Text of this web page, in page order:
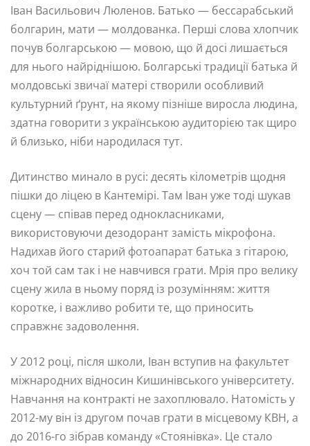
Іван Васильович Люленов. Батько — бессарабський
болгарин, мати — молдованка. Перші слова хлопчик
почув болгарською — мовою, що й досі лишається
для нього найріднішою. Болгарські традиції батька й
молдовські звичаї матері створили особливий
культурний ґрунт, на якому пізніше виросла людина,
здатна говорити з українською аудиторією так щиро
й близько, ніби народилася тут.
Дитинство минало в русі: десять кілометрів щодня
пішки до ліцею в Кантемірі. Там Іван уже тоді шукав
сцену — співав перед однокласниками,
використовуючи дезодорант замість мікрофона.
Надихав його старий фотоапарат батька з гітарою,
хоч той сам так і не навчився грати. Мрія про велику
сцену жила в ньому поряд із розумінням: життя
коротке, і важливо робити те, що приносить
справжнє задоволення.
У 2012 році, після школи, Іван вступив на факультет
міжнародних відносин Кишинівського університету.
Навчання на контракті не захоплювало. Натомість у
2012-му він із другом почав грати в місцевому КВН, а
до 2016-го зібрав команду «Стоянівка». Це стало